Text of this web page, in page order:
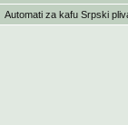
Automati za kafu Srpski